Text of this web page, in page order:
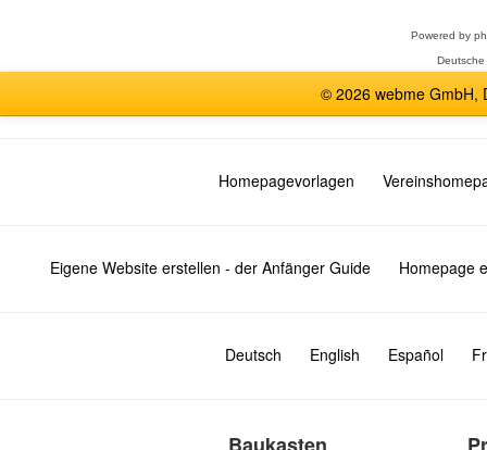
Powered by
© 2026 webme GmbH,
Homepagevorlagen
Eigene Website erstellen - der Anfänger Guide Homepage
Deutsch English Español